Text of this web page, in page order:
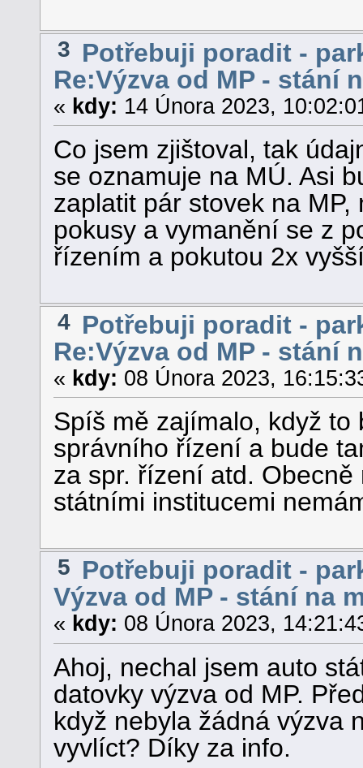
3 Potřebuji poradit -
Re:Výzva od MP - stání
« kdy: 14 Února 2023,
Co jsem zjištoval, tak
se oznamuje na MÚ. Asi
zaplatit pár stovek na
pokusy a vymanění se z
řízením a pokutou 2x
4 Potřebuji poradit -
Re:Výzva od MP - stání
« kdy: 08 Února 2023,
Spíš mě zajímalo, když
správního řízení a bude
za spr. řízení atd.
státními institucemi
5 Potřebuji poradit -
Výzva od MP - stání na
« kdy: 08 Února 2023,
Ahoj, nechal jsem auto
datovky výzva od MP.
když nebyla žádná výzva
vyvlíct? Díky za info.